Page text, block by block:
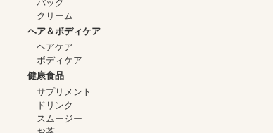
パック
クリーム
ヘア＆ボディケア
ヘアケア
ボディケア
健康食品
サプリメント
ドリンク
スムージー